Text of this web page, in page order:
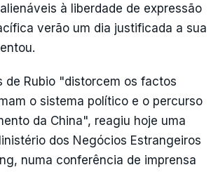
à liberdade de expressão
verão um dia justificada a sua
de Rubio "distorcem os factos
o sistema político e o percurso
da China", reagiu hoje uma
dos Negócios Estrangeiros
numa conferência de imprensa